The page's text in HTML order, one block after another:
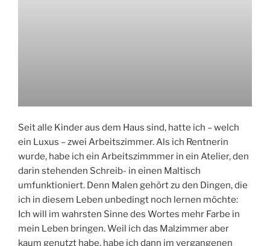
Seit alle Kinder aus dem Haus sind, hatte ich – welch
ein Luxus – zwei Arbeitszimmer. Als ich Rentnerin
wurde, habe ich ein Arbeitszimmmer in ein Atelier, den
darin stehenden Schreib- in einen Maltisch
umfunktioniert. Denn Malen gehört zu den Dingen, die
ich in diesem Leben unbedingt noch lernen möchte:
Ich will im wahrsten Sinne des Wortes mehr Farbe in
mein Leben bringen. Weil ich das Malzimmer aber
kaum genutzt habe, habe ich dann im vergangenen